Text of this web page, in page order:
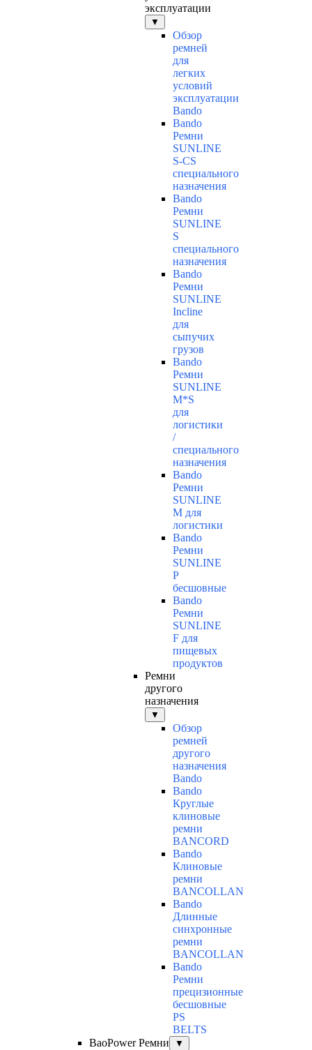
эксплуатации
▼
Обзор
ремней
для
легких
условий
эксплуатации
Bando
Bando
Ремни
SUNLINE
S-CS
специального
назначения
Bando
Ремни
SUNLINE
S
специального
назначения
Bando
Ремни
SUNLINE
Incline
для
сыпучих
грузов
Bando
Ремни
SUNLINE
M*S
для
логистики
/
специального
назначения
Bando
Ремни
SUNLINE
M для
логистики
Bando
Ремни
SUNLINE
P
бесшовные
Bando
Ремни
SUNLINE
F для
пищевых
продуктов
Ремни
другого
назначения
▼
Обзор
ремней
другого
назначения
Bando
Bando
Круглые
клиновые
ремни
BANCORD
Bando
Клиновые
ремни
BANCOLLAN
Bando
Длинные
синхронные
ремни
BANCOLLAN
Bando
Ремни
прецизионные
бесшовные
PS
BELTS
BaoPower Ремни
▼